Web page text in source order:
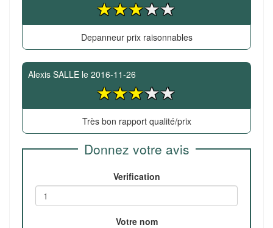
Depanneur prix raisonnables
Alexis SALLE le 2016-11-26
Très bon rapport qualité/prix
Donnez votre avis
Verification
Votre nom